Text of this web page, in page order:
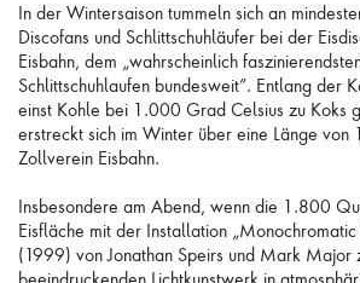
In der Wintersaison tummeln sich an
Discofans und Schlittschuhläufer bei der
Eisbahn, dem „wahrscheinlich
Schlittschuhlaufen bundesweit”. Entlang der
einst Kohle bei 1.000 Grad Celsius zu Koks
erstreckt sich im Winter über eine Länge von
Zollverein Eisbahn.
Insbesondere am Abend, wenn die 1.800
Eisfläche mit der Installation „Monochromatic
(1999) von Jonathan Speirs und Mark Major